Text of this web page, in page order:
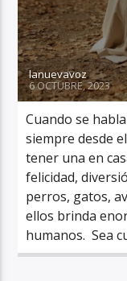
lanuevavoz
6 OCTUBRE, 2023
Cuando se
siempre desde
tener una en
felicidad,
perros, gatos,
ellos brinda
humanos. Sea